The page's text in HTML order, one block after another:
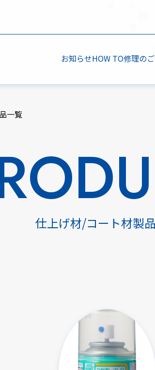
お知らせHOW TO修理の
一覧
仕上げ材/コート材製